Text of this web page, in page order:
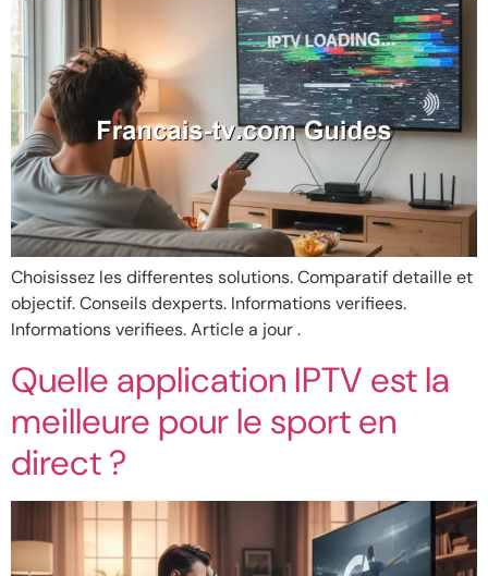
Choisissez les differentes solutions. Comparatif detaille et
objectif. Conseils dexperts. Informations verifiees.
Informations verifiees. Article a jour .
Quelle application IPTV est la
meilleure pour le sport en
direct ?